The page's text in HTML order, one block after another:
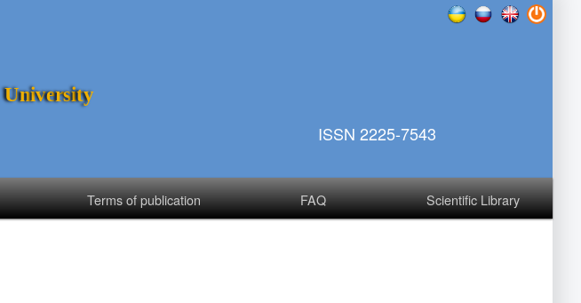
University
ISSN 2225-7543
Terms of publication FAQ Scientific Library